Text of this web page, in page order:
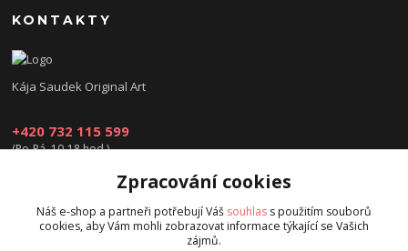
KONTAKTY
Kája Saudek Original Art
+420 732 115 599
(Po-Pá, 10-18 hod.)
obchod@kajasaudek.cz
Zpracování cookies
Náš e-shop a partneři potřebují Váš souhlas s použitím souborů
cookies, aby Vám mohli zobrazovat informace týkající se Vašich
zájmů.